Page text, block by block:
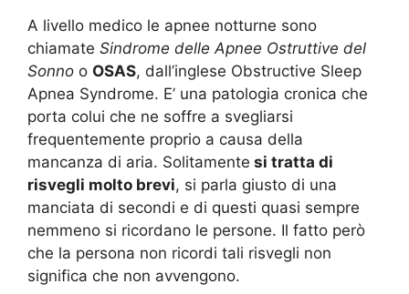
A livello medico le apnee notturne sono
chiamate Sindrome delle Apnee Ostruttive del
Sonno o OSAS, dall’inglese Obstructive Sleep
Apnea Syndrome. E’ una patologia cronica che
porta colui che ne soffre a svegliarsi
frequentemente proprio a causa della
mancanza di aria. Solitamente si tratta di
risvegli molto brevi, si parla giusto di una
manciata di secondi e di questi quasi sempre
nemmeno si ricordano le persone. Il fatto però
che la persona non ricordi tali risvegli non
significa che non avvengono.